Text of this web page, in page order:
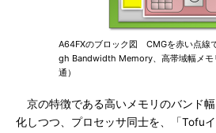
A64FXのブロック図 CMGを赤い点線
gh Bandwidth Memory、高帯域幅メ
通）
京の特徴である高いメモリのバンド
化しつつ、プロセッサ同士を、「Tofu